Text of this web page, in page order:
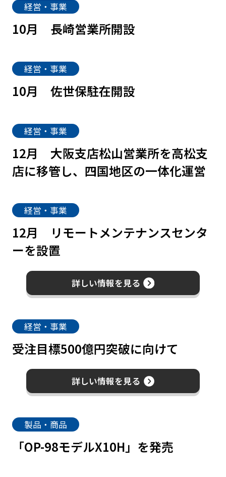
経営・事業
10月 長崎営業所開設
経営・事業
10月 佐世保駐在開設
経営・事業
12月
大阪支店松山営業所を高松支
店に移管し、四国地区の一体化運営
経営・事業
12月
リモートメンテナンスセンタ
ーを設置
詳しい情報を見る
経営・事業
受注目標500億円突破に向けて
詳しい情報を見る
製品・商品
「OP-98モデルX10H」を発売